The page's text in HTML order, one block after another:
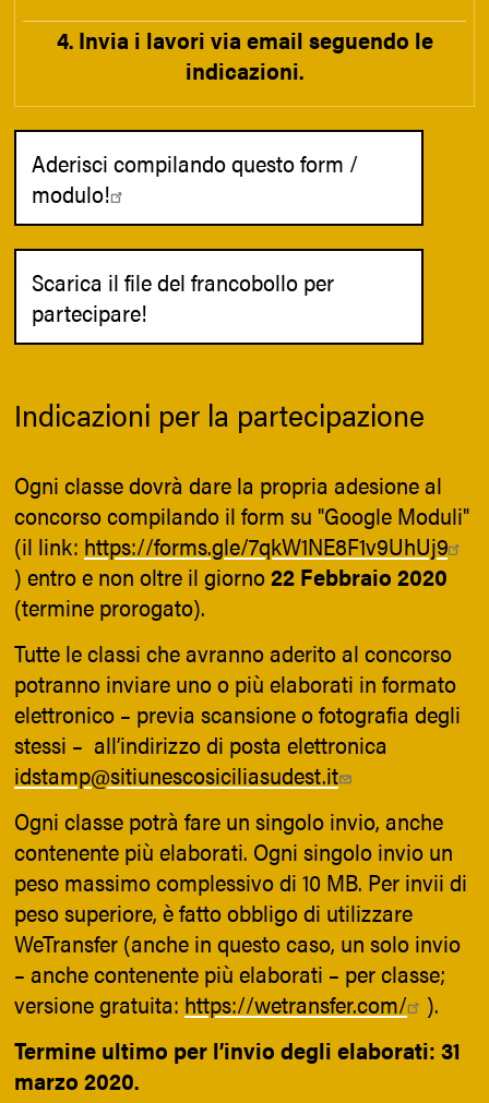
4. Invia i lavori via email seguendo le
indicazioni.
Aderisci compilando questo form /
modulo!
Scarica il file del francobollo per
partecipare!
Indicazioni per la partecipazione
Ogni classe dovrà dare la propria adesione al
concorso compilando il form su "Google Moduli"
(il link: https://forms.gle/7qkW1NE8F1v9UhUj9
) entro e non oltre il giorno22 Febbraio 2020
(termine prorogato).
Tutte le classi che avranno aderito al concorso
potranno inviare uno o più elaborati in formato
elettronico – previa scansione o fotografia degli
stessi – all’indirizzo di posta elettronica
idstamp@sitiunescosiciliasudest.it
Ogni classe potrà fare un singolo invio, anche
contenente più elaborati. Ogni singolo invio un
peso massimo complessivo di 10 MB. Per invii di
peso superiore, è fatto obbligo di utilizzare
WeTransfer (anche in questo caso, un solo invio
– anche contenente più elaborati – per classe;
versione gratuita: https://wetransfer.com/
).
Termine ultimo per l’invio degli elaborati: 31
marzo 2020.